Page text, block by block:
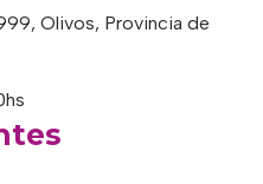
Olivos, Provincia de